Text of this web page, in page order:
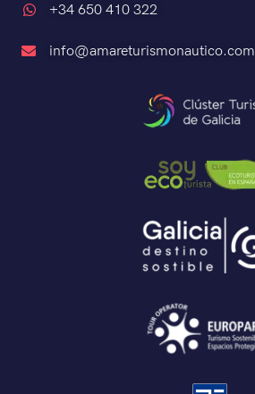
+34 650 410 322
info@amareturismonautico.com